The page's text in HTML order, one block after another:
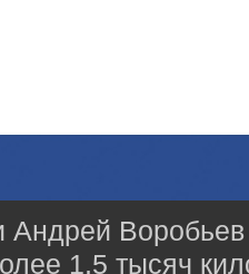
Андрей
1,5 тысяч